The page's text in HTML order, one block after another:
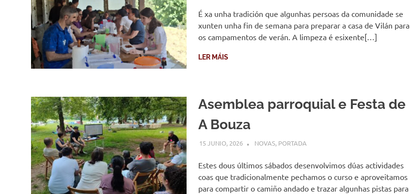
É xa unha tradición que algunhas persoas da comunidade se
xunten unha fin de semana para preparar a casa de Vilán para
os campamentos de verán. A limpeza é esixente[…]
LER MÁIS
Asemblea parroquial e Festa de
A Bouza
15 JUNIO, 2026 COMUNIDADE
NOVAS, PORTADA
Estes dous últimos sábados desenvolvimos dúas actividades
coas que tradicionalmente pechamos o curso e aproveitamos
para compartir o camiño andado e trazar algunhas pistas para